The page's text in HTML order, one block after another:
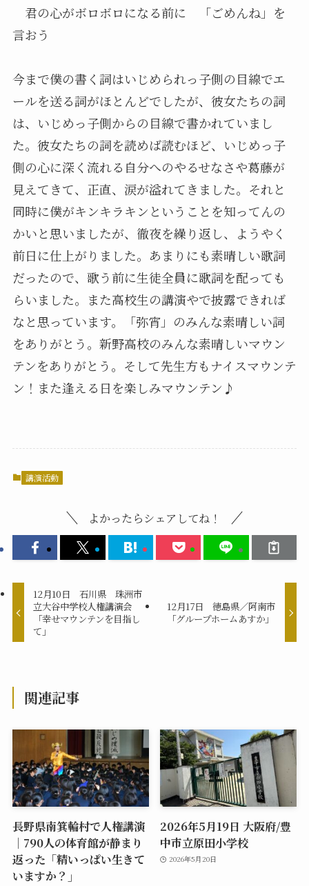
君の心がボロボロになる前に 「ごめんね」を
言おう
今まで僕の書く詞はいじめられっ子側の目線でエ
ールを送る詞がほとんどでしたが、彼女たちの詞
は、いじめっ子側からの目線で書かれていまし
た。彼女たちの詞を読めば読むほど、いじめっ子
側の心に深く流れる自分へのやるせなさや葛藤が
見えてきて、正直、涙が溢れてきました。それと
同時に僕がキンキラキンということを知ってんの
かいと思いましたが、徹夜を繰り返し、ようやく
前日に仕上がりました。あまりにも素晴しい歌詞
だったので、歌う前に生徒全員に歌詞を配っても
らいました。また高校生の講演やで披露できれば
なと思っています。「弥宵」のみんな素晴しい詞
をありがとう。新野高校のみんな素晴しいマウン
テンをありがとう。そして先生方もナイスマウンテ
ン！また逢える日を楽しみマウンテン♪
講演活動
よかったらシェアしてね！
12月10日 石川県 珠洲市
立大谷中学校人権講演会
「幸せマウンテンを目指し
て」
12月17日 徳島県／阿南市
「グループホームあすか」
関連記事
長野県南箕輪村で人権講演
｜790人の体育館が静まり
返った「精いっぱい生きて
いますか？」
2026年5月19日 大阪府/豊
中市立原田小学校
2026年5月20日